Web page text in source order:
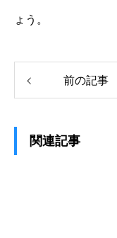
ょう。
前の記事
関連記事